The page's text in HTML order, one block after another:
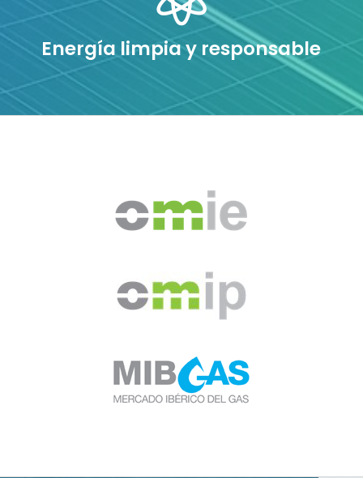
Energía limpia y responsable